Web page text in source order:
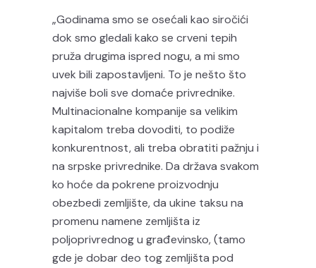
„Godinama smo se osećali kao siročići
dok smo gledali kako se crveni tepih
pruža drugima ispred nogu, a mi smo
uvek bili zapostavljeni. To je nešto što
najviše boli sve domaće privrednike.
Multinacionalne kompanije sa velikim
kapitalom treba dovoditi, to podiže
konkurentnost, ali treba obratiti pažnju i
na srpske privrednike. Da država svakom
ko hoće da pokrene proizvodnju
obezbedi zemljište, da ukine taksu na
promenu namene zemljišta iz
poljoprivrednog u građevinsko, (tamo
gde je dobar deo tog zemljišta pod